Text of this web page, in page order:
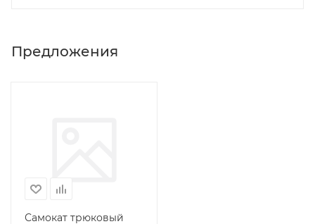
Предложения
Самокат трюковый